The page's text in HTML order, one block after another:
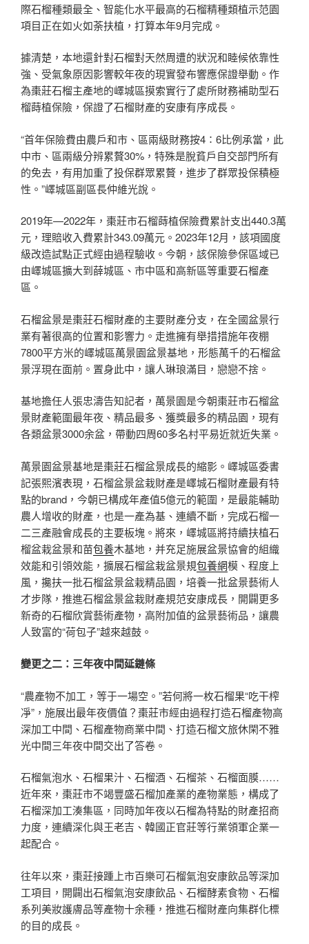
際石榴種類最全、智能化水平最高的石榴精種類植示范園
項目正在如火如荼扶植，打算本年9月完成。
據清楚，本地還針對石榴對天然周遭的狀況和睦候依靠性
強、受氣象原因影響較年夜的現實發布響應保證舉動。作
為棗莊石榴主產地的嶧城區摸索實行了處所財務補助型石
榴蒔植保險，保證了石榴財產的安康有序成長。
“首年保險費由農戶和市、區兩級財務按4∶6比例承當，此
中市、區兩級分辨累贅30%，特殊是脫貧戶自交部門所有
的免去，有用加重了投保群眾累贅，進步了群眾投保積極
性。”嶧城區副區長仲維光說。
2019年—2022年，棗莊市石榴蒔植保險費累計支出440.3萬
元，理賠收入費累計343.09萬元。2023年12月，該項國度
級改造試點正式經由過程驗收。今朝，該保險參保區域已
由嶧城區擴大到薛城區、市中區和高新區等重要石榴產
區。
石榴盆景是棗莊石榴財產的主要財產分支，在全國盆景行
業有著很高的位置和影響力。走進擁有舉措措施年夜棚
7800平方米的嶧城區萬景園盆景基地，形態萬千的石榴盆
景浮現在面前。置身此中，讓人琳琅滿目，戀戀不捨。
基地擔任人張忠濤告知記者，萬景園是今朝棗莊市石榴盆
景財產範圍最年夜、精品最多、獲獎最多的精品園，現有
各類盆景3000余盆，帶動四周60多名村平易近就近失業。
萬景園盆景基地是棗莊石榴盆景成長的縮影。嶧城區委書
記張熙濱表現，石榴盆景盆栽財產是嶧城石榴財產最有特
點的brand，今朝已構成年產值5億元的範圍，是最能輔助
農人增收的財產，也是一產為基、連續不斷，完成石榴一
二三產融會成長的主要板塊。將來，嶧城區將持續扶植石
榴盆栽盆景和苗包養木基地，并充足施展盆景協會的組織
效能和引領效能，擴展石榴盆栽盆景規包養網模、程度上
風，攙扶一批石榴盆景盆栽精品園，培養一批盆景藝術人
才步隊，推進石榴盆景盆栽財產規范安康成長，開闢更多
新奇的石榴欣賞藝術產物，高附加值的盆景藝術品，讓農
人致富的“荷包子”越來越鼓。
變更之二：三年夜中間延鏈條
“農產物不加工，等于一場空。”若何將一枚石榴果“吃干榨
凈”，施展出最年夜價值？棗莊市經由過程打造石榴產物高
深加工中間、石榴產物商業中間、打造石榴文旅休閑不雅
光中間三年夜中間交出了答卷。
石榴氣泡水、石榴果汁、石榴酒、石榴茶、石榴面膜……
近年來，棗莊市不竭豐盛石榴加產業的產物業態，構成了
石榴深加工湊集區，同時加年夜以石榴為特點的財產招商
力度，連續深化與王老吉、韓國正官莊等行業領軍企業一
起配合。
往年以來，棗莊接踵上市百樂可石榴氣泡安康飲品等深加
工項目，開闢出石榴氣泡安康飲品、石榴酵素食物、石榴
系列美妝護膚品等產物十余種，推進石榴財產向集群化標
的目的成長。